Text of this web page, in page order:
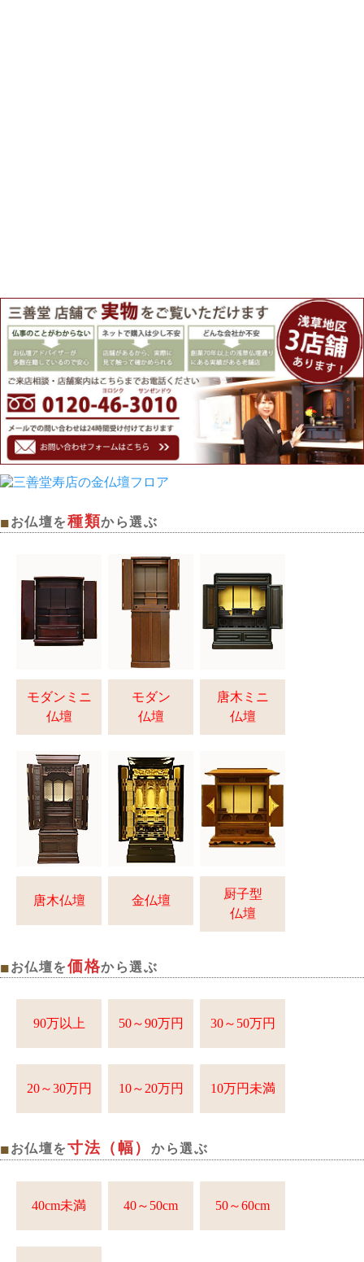
■お仏壇を種類から選ぶ
モダンミニ
仏壇
モダン
仏壇
唐木ミニ
仏壇
唐木仏壇 金仏壇
厨子型
仏壇
■お仏壇を価格から選ぶ
90万以上 50～90万円 30～50万円
20～30万円 10～20万円 10万円未満
■お仏壇を寸法（幅）から選ぶ
40cm未満 40～50cm 50～60cm